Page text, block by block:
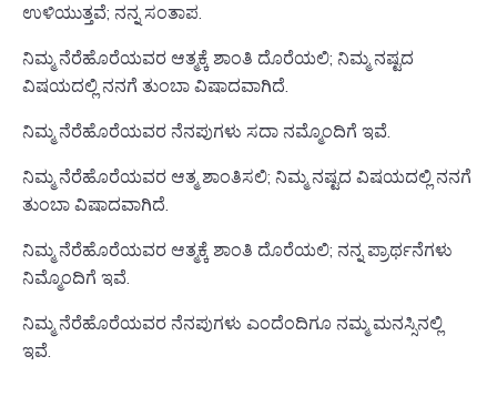
ಉಳಿಯುತ್ತವೆ; ನನ್ನ ಸಂತಾಪ.
ನಿಮ್ಮ ನೆರೆಹೊರೆಯವರ ಆತ್ಮಕ್ಕೆ ಶಾಂತಿ ದೊರೆಯಲಿ; ನಿಮ್ಮ ನಷ್ಟದ
ವಿಷಯದಲ್ಲಿ ನನಗೆ ತುಂಬಾ ವಿಷಾದವಾಗಿದೆ.
ನಿಮ್ಮ ನೆರೆಹೊರೆಯವರ ನೆನಪುಗಳು ಸದಾ ನಮ್ಮೊಂದಿಗೆ ಇವೆ.
ನಿಮ್ಮ ನೆರೆಹೊರೆಯವರ ಆತ್ಮ ಶಾಂತಿಸಲಿ; ನಿಮ್ಮ ನಷ್ಟದ ವಿಷಯದಲ್ಲಿ ನನಗೆ
ತುಂಬಾ ವಿಷಾದವಾಗಿದೆ.
ನಿಮ್ಮ ನೆರೆಹೊರೆಯವರ ಆತ್ಮಕ್ಕೆ ಶಾಂತಿ ದೊರೆಯಲಿ; ನನ್ನ ಪ್ರಾರ್ಥನೆಗಳು
ನಿಮ್ಮೊಂದಿಗೆ ಇವೆ.
ನಿಮ್ಮ ನೆರೆಹೊರೆಯವರ ನೆನಪುಗಳು ಎಂದೆಂದಿಗೂ ನಮ್ಮ ಮನಸ್ಸಿನಲ್ಲಿ
ಇವೆ.